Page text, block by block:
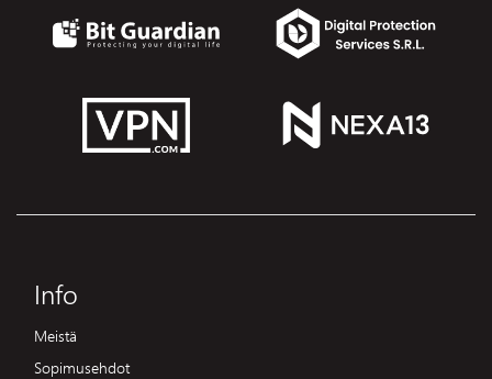
Info
Meistä
Sopimusehdot